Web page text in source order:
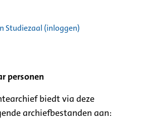
Studiezaal (inloggen)
personen
biedt via deze
archiefbestanden aan: